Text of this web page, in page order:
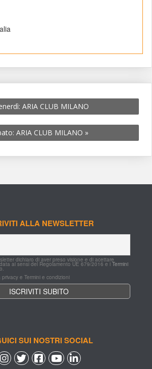
ARIA CLUB MILANO
ARIA CLUB MILANO »
ALLA NEWSLETTER
dichiaro di aver preso visione e di acettare
ai sensi del Regolamento UE 679/2016 e i Termini
e Termini e condizioni
SUI NOSTRI SOCIAL